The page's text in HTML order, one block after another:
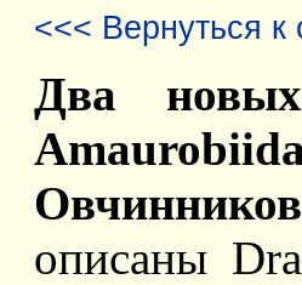
<<< Вернуться к
Два
описаны